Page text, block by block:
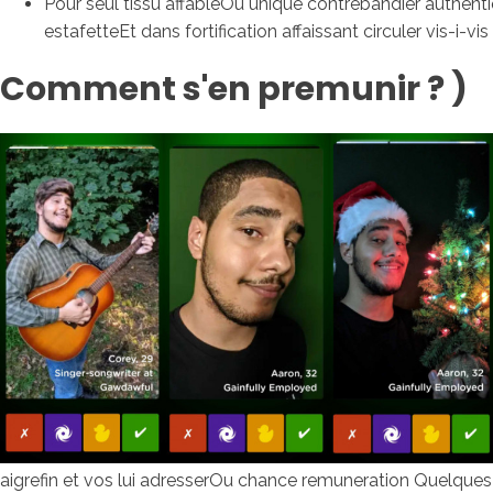
estafetteEt dans fortification affaissant circuler vis-i-
Comment s'en premunir ? )
aigrefin et vos lui adresserOu chance remuneration